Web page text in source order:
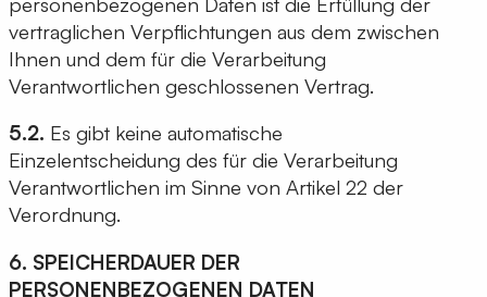
vertraglichen Verpflichtungen aus dem zwischen
Ihnen und dem für die Verarbeitung
Verantwortlichen geschlossenen Vertrag.
5.2. Es gibt keine automatische
Einzelentscheidung des für die Verarbeitung
Verantwortlichen im Sinne von Artikel 22 der
Verordnung.
6. SPEICHERDAUER DER
PERSONENBEZOGENEN DATEN